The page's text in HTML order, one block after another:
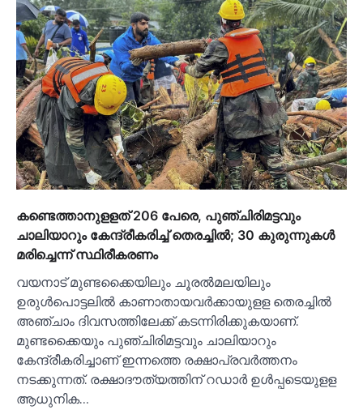
കണ്ടെത്താനുളളത് 206 പേരെ, പുഞ്ചിരിമട്ടവും
ചാലിയാറും കേന്ദ്രീകരിച്ച്‌ തെരച്ചില്‍; 30 കുരുന്നുകള്‍
മരിച്ചെന്ന് സ്ഥിരീകരണം
വയനാട് മുണ്ടക്കൈയിലും ചൂരല്‍മലയിലും
ഉരുള്‍പൊട്ടലില്‍ കാണാതായവർക്കായുളള തെരച്ചില്‍
അഞ്ചാം ദിവസത്തിലേക്ക് കടന്നിരിക്കുകയാണ്.
മുണ്ടക്കൈയും പുഞ്ചിരിമട്ടവും ചാലിയാറും
കേന്ദ്രീകരിച്ചാണ് ഇന്നത്തെ രക്ഷാപ്രവർത്തനം
നടക്കുന്നത്. രക്ഷാദൗത്യത്തിന് റഡാർ ഉള്‍പ്പടെയുളള
ആധുനിക…